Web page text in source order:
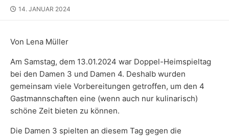
PUBLISHED
14. JANUAR 2024
Von Lena Müller
Am Samstag, dem 13.01.2024 war Doppel-Heimspieltag
bei den Damen 3 und Damen 4. Deshalb wurden
gemeinsam viele Vorbereitungen getroffen, um den 4
Gastmannschaften eine (wenn auch nur kulinarisch)
schöne Zeit bieten zu können.
Die Damen 3 spielten an diesem Tag gegen die